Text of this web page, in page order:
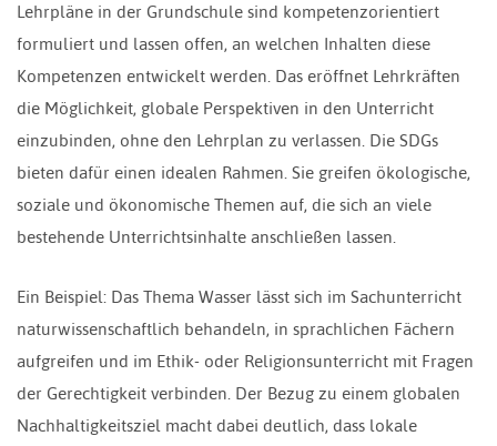
Lehrpläne in der Grundschule sind kompetenzorientiert
formuliert und lassen offen, an welchen Inhalten diese
Kompetenzen entwickelt werden. Das eröffnet Lehrkräften
die Möglichkeit, globale Perspektiven in den Unterricht
einzubinden, ohne den Lehrplan zu verlassen. Die SDGs
bieten dafür einen idealen Rahmen. Sie greifen ökologische,
soziale und ökonomische Themen auf, die sich an viele
bestehende Unterrichtsinhalte anschließen lassen.
Ein Beispiel: Das Thema Wasser lässt sich im Sachunterricht
naturwissenschaftlich behandeln, in sprachlichen Fächern
aufgreifen und im Ethik- oder Religionsunterricht mit Fragen
der Gerechtigkeit verbinden. Der Bezug zu einem globalen
Nachhaltigkeitsziel macht dabei deutlich, dass lokale